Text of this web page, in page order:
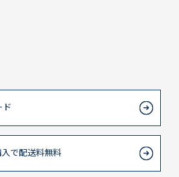
ド
入で 配送料無料